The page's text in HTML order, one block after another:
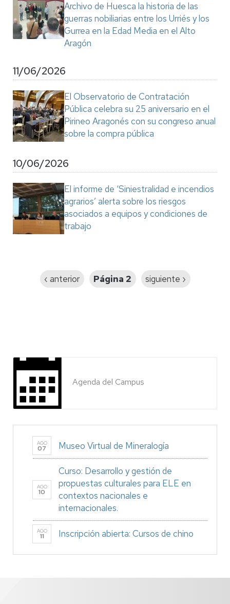
Archivo de Huesca la historia de las
guerras nobiliarias entre los Urriés y los
Gurrea en la Edad Media en el Alto
Aragón
11/06/2026
El Observatorio de Contratación
Pública celebra su 25 aniversario en el
Pirineo Aragonés con su congreso anual
sobre la compra pública
10/06/2026
El informe de ‘Siniestralidad e incendios
agrarios’ alerta sobre los riesgos
asociados a equipos y condiciones de
trabajo
Página
‹ anterior Página 2
Siguiente
siguiente ›
Agenda del Campus
AGO
07 Museo Virtual de Mineralogía
AGO
10
Curso: Desarrollo y gestión de
propuestas culturales para ELE en
contextos nacionales e
internacionales.
AGO
11 Inscripción abierta: Cursos de chino